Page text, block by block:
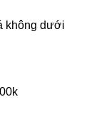
₫.
không dưới